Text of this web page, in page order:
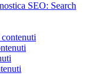
SEO: Search